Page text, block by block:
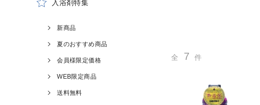
全 7 件
入浴剤特集
新商品
夏のおすすめ商品
会員様限定価格
WEB限定商品
送料無料